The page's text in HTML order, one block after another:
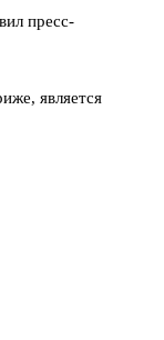
пресс-
является